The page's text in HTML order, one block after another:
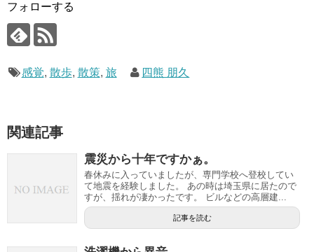
フォローする
感覚, 散歩, 散策, 旅 四熊 朋久
関連記事
震災から十年ですかぁ。
春休みに入っていましたが、専門学校へ登校してい
て地震を経験しました。 あの時は埼玉県に居たので
すが、揺れが凄かったです。 ビルなどの高層建...
記事を読む